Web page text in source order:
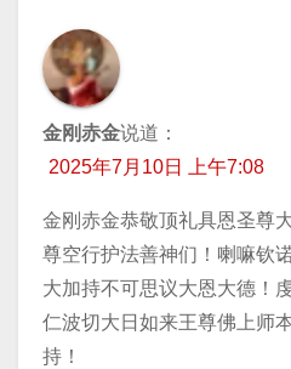
金刚赤金说道：
2025年7月10日 上午7:08
金刚赤金恭敬顶礼具恩圣尊
尊空行护法善神们！喇嘛钦
大加持不可思议大恩大德！
仁波切大日如来王尊佛上师
持！